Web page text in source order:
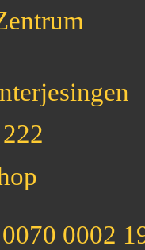
0002